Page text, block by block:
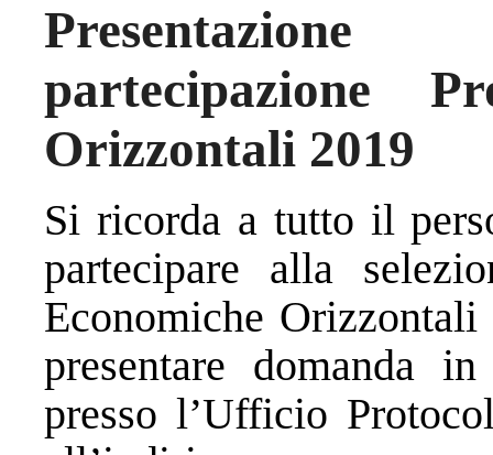
partecipazione
Orizzontali 2019
Si ricorda a tutto il
partecipare alla
Economiche Orizzontali
presentare domanda
presso l’Ufficio